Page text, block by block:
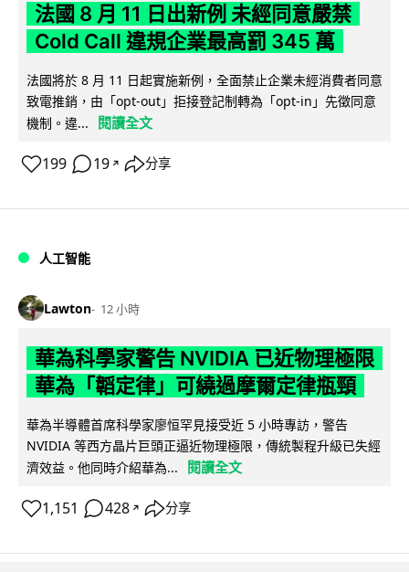
法國 8 月 11 日出新例 未經同意嚴禁
Cold Call 違規企業最高罰 345 萬
法國將於 8 月 11 日起實施新例，全面禁止企業未經消費者同意
致電推銷，由「opt-out」拒接登記制轉為「opt-in」先徵同意
機制。違...
閱讀全文
199 19 ↗ 分享
人工智能
Lawton 12 小時
華為科學家警告 NVIDIA 已近物理極限
華為「韜定律」可繞過摩爾定律瓶頸
華為半導體首席科學家廖恒罕見接受近 5 小時專訪，警告
NVIDIA 等西方晶片巨頭正逼近物理極限，傳統製程升級已失經
濟效益。他同時介紹華為...
閱讀全文
1,151 428 ↗ 分享